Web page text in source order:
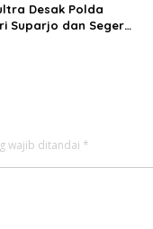
Desak Polda
Suparjo dan Segera
wajib ditandai *